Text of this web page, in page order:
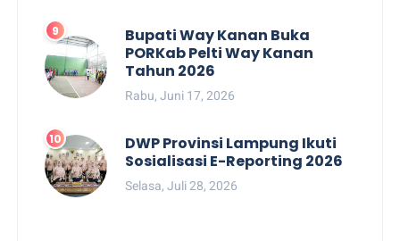
Bupati Way Kanan Buka
PORKab Pelti Way Kanan
Tahun 2026
Rabu, Juni 17, 2026
DWP Provinsi Lampung Ikuti
Sosialisasi E-Reporting 2026
Selasa, Juli 28, 2026